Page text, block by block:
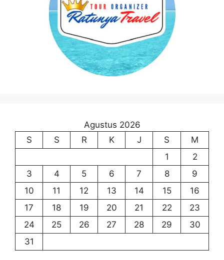
Agustus 2026
S
S R K J S
M
1
2
3
4 5 6 7 8
9
10
11 12 13 14 15
16
17
18 19 20 21 22
23
24
25 26 27 28 29
30
31